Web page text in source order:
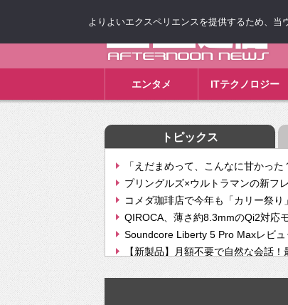
エンタメ ITテクノロジー
トピックス
「えだまめって、こんなに甘かっ
プリングルズ×ウルトラマンの新フ
コメダ珈琲店で今年も「カリー祭
QIROCA、薄さ約8.3mmのQi2対応
Soundcore Liberty 5 Pro Maxレビュ
【新製品】月額不要で自然な会話
【次世代の没入感と生産性】
よりよいエクスペリエンスを提供するため、